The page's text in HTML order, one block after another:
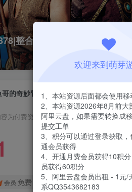
整合全DLC
哥的奇妙冒险|Nice Day for
为付费资源，请付费后查看
会员 免费
欢迎来到萌芽
1、本站资源后面都会使用移
2、本站资源2026年8月前大
阿里云盘，如果需要转换成
提交工单
3、积分可以通过登录获取
通会员获得
4、开通月费会员获得10积
员获得60积分
5、阿里云盘会员出租 - 1元/
系QQ3543682183